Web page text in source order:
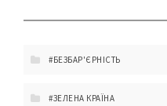
#БЕЗБАР'ЄРНІСТЬ
#ЗЕЛЕНА КРАЇНА